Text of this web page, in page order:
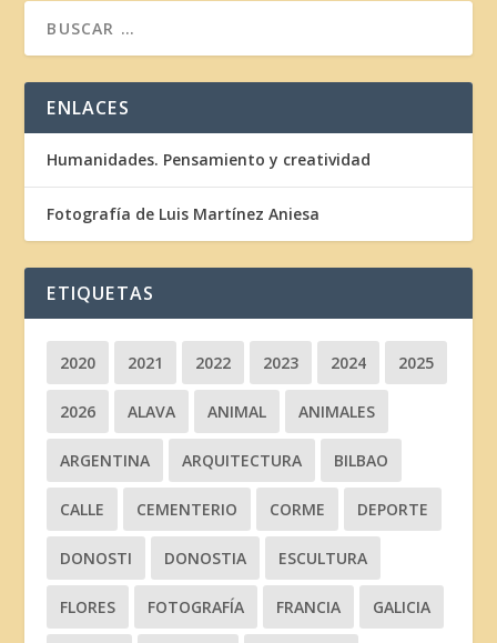
ENLACES
Humanidades. Pensamiento y creatividad
Fotografía de Luis Martínez Aniesa
ETIQUETAS
2020 2021 2022 2023 2024 2025
2026 ALAVA ANIMAL ANIMALES
ARGENTINA ARQUITECTURA BILBAO
CALLE CEMENTERIO CORME DEPORTE
DONOSTI DONOSTIA ESCULTURA
FLORES FOTOGRAFÍA FRANCIA GALICIA